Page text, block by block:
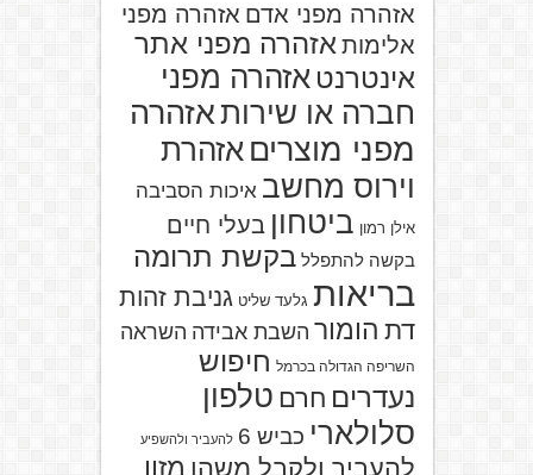
אזהרה מפני אדם אזהרה מפני
אלימות אזהרה מפני אתר
אינטרנט אזהרה מפני
חברה או שירותאזהרה
מפני מוצרים אזהרת
וירוס מחשב איכות הסביבה
אילן רמון ביטחון בעלי חיים
בקשה להתפלל בקשת תרומה
בריאות גלעד שליט גניבת זהות
דת הומור השבת אבידה השראה
השריפה הגדולה בכרמל חיפוש
נעדרים חרם טלפון
סלולארי כביש 6 להעביר ולהשפיע
להעביר ולקבל משהו מזון